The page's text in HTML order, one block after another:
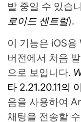
발 중일 수 있습
로이드 센트럴).
이 기능은 iOS
버전에서 처음
으로 보입니다.
타 2.21.20.11의
음을 사용하여
채팅을 전송할